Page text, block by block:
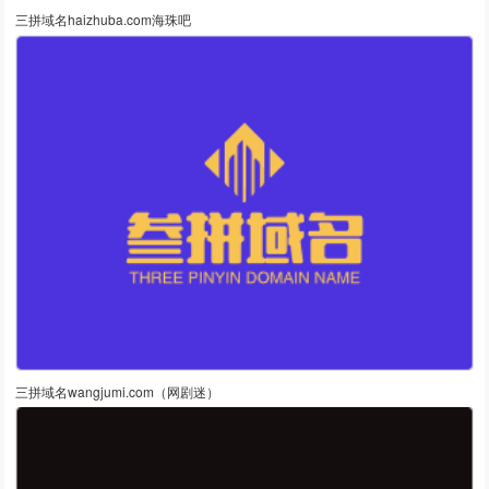
三拼域名haizhuba.com海珠吧
三拼域名wangjumi.com（网剧迷）